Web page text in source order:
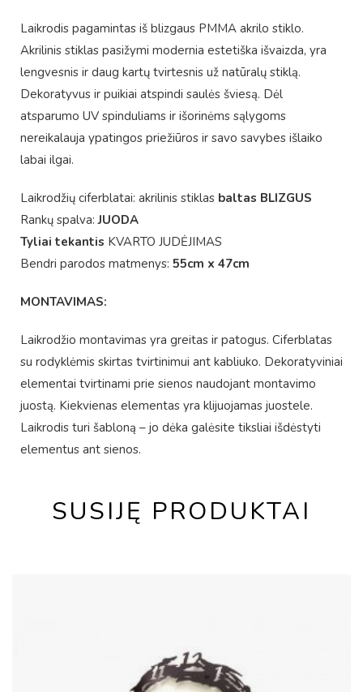
Laikrodis pagamintas iš blizgaus PMMA akrilo stiklo.
Akrilinis stiklas pasižymi modernia estetiška išvaizda, yra
lengvesnis ir daug kartų tvirtesnis už natūralų stiklą.
Dekoratyvus ir puikiai atspindi saulės šviesą. Dėl
atsparumo UV spinduliams ir išorinėms sąlygoms
nereikalauja ypatingos priežiūros ir savo savybes išlaiko
labai ilgai.
Laikrodžių ciferblatai: akrilinis stiklas baltas BLIZGUS
Rankų spalva:JUODA
Tyliai tekantis KVARTO JUDĖJIMAS
Bendri parodos matmenys: 55cm x 47cm
MONTAVIMAS:
Laikrodžio montavimas yra greitas ir patogus. Ciferblatas
su rodyklėmis skirtas tvirtinimui ant kabliuko. Dekoratyviniai
elementai tvirtinami prie sienos naudojant montavimo
juostą. Kiekvienas elementas yra klijuojamas juostele.
Laikrodis turi šabloną – jo dėka galėsite tiksliai išdėstyti
elementus ant sienos.
SUSIJĘ PRODUKTAI